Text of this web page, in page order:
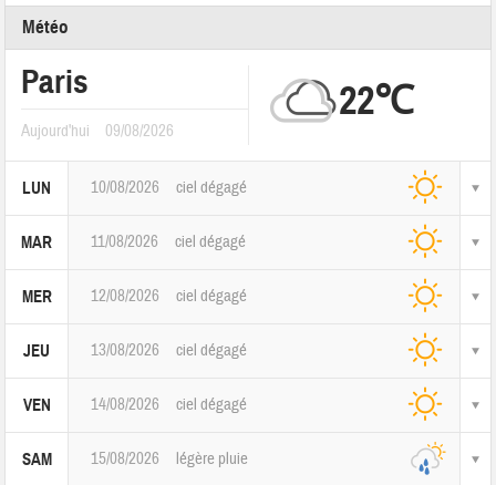
Météo
Paris
Aujourd'hui 09/08/2026
22℃
LUN 10/08/2026 ciel dégagé
MAR 11/08/2026 ciel dégagé
MER 12/08/2026 ciel dégagé
JEU 13/08/2026 ciel dégagé
VEN 14/08/2026 ciel dégagé
SAM 15/08/2026 légère pluie